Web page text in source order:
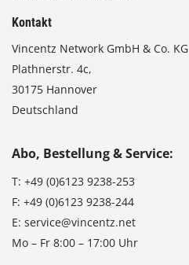
Kontakt
Vincentz Network GmbH & Co. KG
Plathnerstr. 4c,
30175 Hannover
Deutschland
Abo, Bestellung & Service:
T: +49 (0)6123 9238-253
F: +49 (0)6123 9238-244
E: service@vincentz.net
Mo – Fr 8:00 – 17:00 Uhr